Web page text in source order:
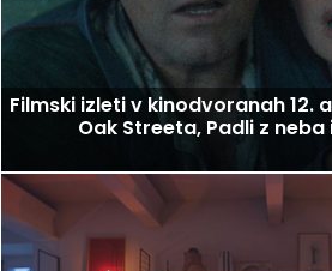
Filmski izleti v kinodvoranah 12.
Oak Streeta, Padli z